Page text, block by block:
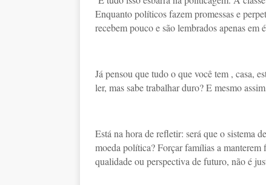
Enquanto políticos fazem promessas e
recebem pouco e são lembrados apenas em
Já pensou que tudo o que você tem , casa,
ler, mas sabe trabalhar duro? E mesmo
Está na hora de refletir: será que o sistema
moeda política? Forçar famílias a
qualidade ou perspectiva de futuro, não é